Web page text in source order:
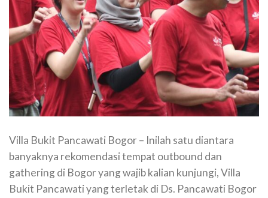
Villa Bukit Pancawati Bogor – Inilah satu diantara
banyaknya rekomendasi tempat outbound dan
gathering di Bogor yang wajib kalian kunjungi, Villa
Bukit Pancawati yang terletak di Ds. Pancawati Bogor